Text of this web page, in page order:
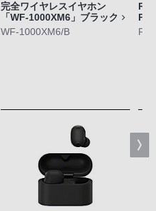
完全ワイヤレスイヤホン
「WF-1000XM6」ブラック
WF-1000XM6/B